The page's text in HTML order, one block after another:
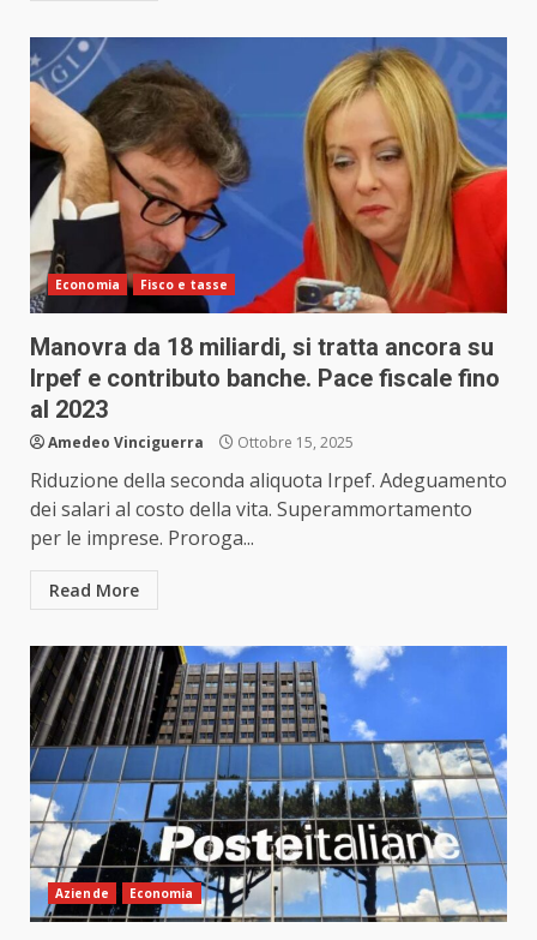
Economia Fisco e tasse
Manovra da 18 miliardi, si tratta ancora su
Irpef e contributo banche. Pace fiscale fino
al 2023
Amedeo Vinciguerra Ottobre 15, 2025
Riduzione della seconda aliquota Irpef. Adeguamento
dei salari al costo della vita. Superammortamento
per le imprese. Proroga...
Read More
Aziende Economia